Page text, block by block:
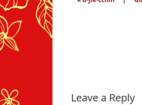
Leave a Reply